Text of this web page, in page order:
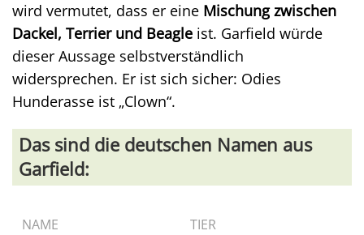
wird vermutet, dass er eine Mischung zwischen
Dackel, Terrier und Beagle ist. Garfield würde
dieser Aussage selbstverständlich
widersprechen. Er ist sich sicher: Odies
Hunderasse ist „Clown“.
Das sind die deutschen Namen aus
Garfield:
NAME TIER